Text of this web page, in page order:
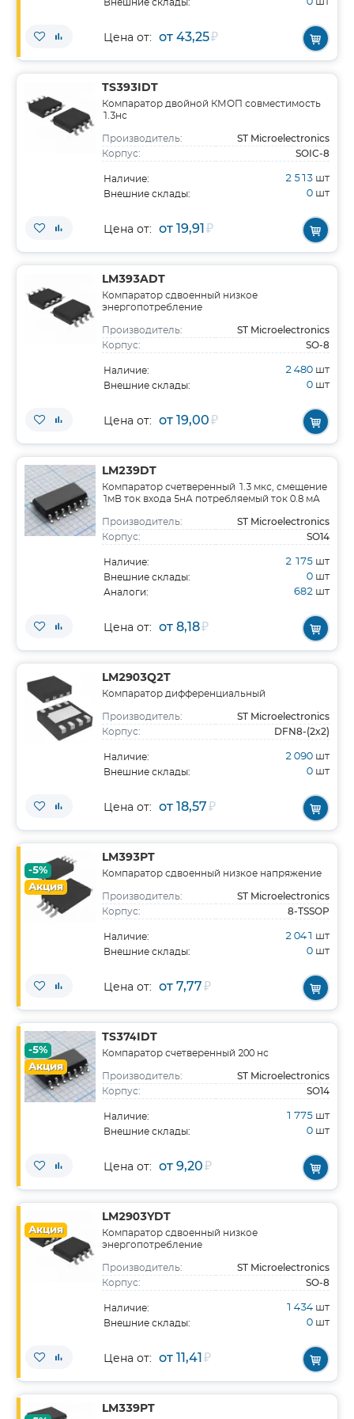
Внешние склады:
Цена от: от 43,25₽
TS393IDT
Компаратор двойной КМОП совместимость
1.3нс
Производитель: ST Microelectronics
Корпус: SOIC-8
Наличие: 2 513 шт
Внешние склады: 0 шт
Цена от: от 19,91₽
LM393ADT
Компаратор сдвоенный низкое
энергопотребление
Производитель: ST Microelectronics
Корпус: SO-8
Наличие: 2 480 шт
Внешние склады: 0 шт
Цена от: от 19,00₽
LM239DT
Компаратор счетверенный 1.3 мкс, смещение
1мВ ток входа 5нА потребляемый ток 0.8 мА
Производитель: ST Microelectronics
Корпус: SO14
Наличие: 2 175 шт
Внешние склады: 0 шт
Аналоги: 682 шт
Цена от: от 8,18₽
LM2903Q2T
Компаратор дифференциальный
Производитель: ST Microelectronics
Корпус: DFN8-(2x2)
Наличие: 2 090 шт
Внешние склады: 0 шт
Цена от: от 18,57₽
-5%
Акция
LM393PT
Компаратор сдвоенный низкое напряжение
Производитель: ST Microelectronics
Корпус: 8-TSSOP
Наличие: 2 041 шт
Внешние склады: 0 шт
Цена от: от 7,77₽
-5%
Акция
TS374IDT
Компаратор счетверенный 200 нс
Производитель: ST Microelectronics
Корпус: SO14
Наличие: 1 775 шт
Внешние склады: 0 шт
Цена от: от 9,20₽
Акция
LM2903YDT
Компаратор сдвоенный низкое
энергопотребление
Производитель: ST Microelectronics
Корпус: SO-8
Наличие: 1 434 шт
Внешние склады: 0 шт
Цена от: от 11,41₽
LM339PT